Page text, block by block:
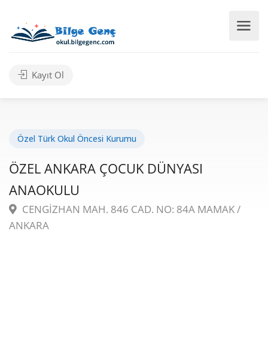
Kayıt Ol
Özel Türk Okul Öncesi Kurumu
ÖZEL ANKARA ÇOCUK DÜNYASI
ANAOKULU
CENGİZHAN MAH. 846 CAD. NO: 84A MAMAK /
ANKARA